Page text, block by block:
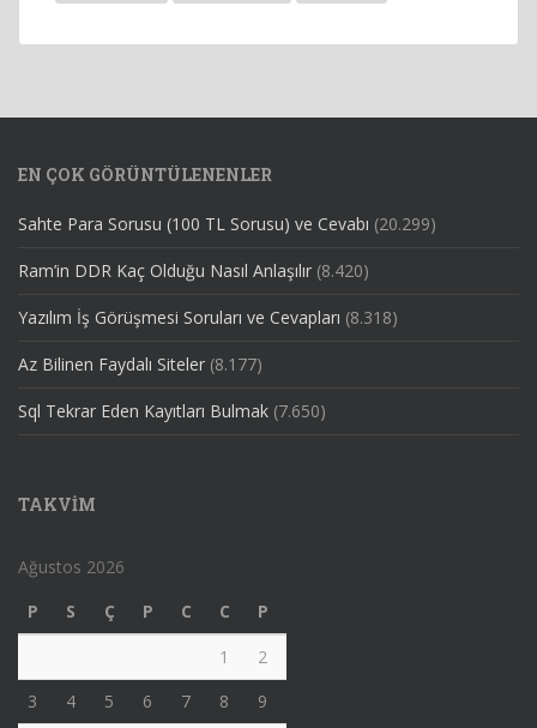
EN ÇOK GÖRÜNTÜLENENLER
Sahte Para Sorusu (100 TL Sorusu) ve Cevabı (20.299)
Ram’in DDR Kaç Olduğu Nasıl Anlaşılır (8.420)
Yazılım İş Görüşmesi Soruları ve Cevapları (8.318)
Az Bilinen Faydalı Siteler (8.177)
Sql Tekrar Eden Kayıtları Bulmak (7.650)
TAKVIM
Ağustos 2026
P
S Ç P C C
P
1
2
3
4 5 6 7 8
9